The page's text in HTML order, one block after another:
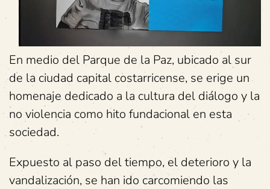
En medio del Parque de la Paz, ubicado al sur
de la ciudad capital costarricense, se erige un
homenaje dedicado a la cultura del diálogo y la
no violencia como hito fundacional en esta
sociedad.
Expuesto al paso del tiempo, el deterioro y la
vandalización, se han ido carcomiendo las